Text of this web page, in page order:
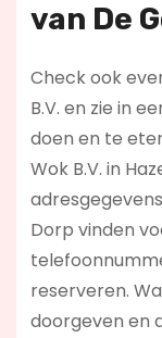
van De
Check ook
B.V. en zie in
doen en te
Wok B.V. in
Dorp vinden
reserveren.
doorgeven en